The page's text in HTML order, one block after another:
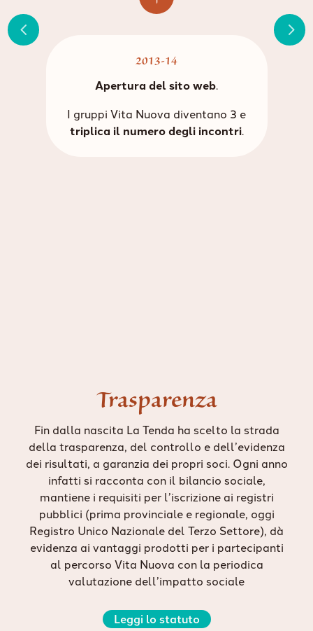
2013-14
Apertura del sito web.
I gruppi Vita Nuova diventano 3 e
triplica il numero degli incontri.
Trasparenza
Fin dalla nascita La Tenda ha scelto la strada
della trasparenza, del controllo e dell’evidenza
dei risultati, a garanzia dei propri soci. Ogni anno
infatti si racconta con il bilancio sociale,
mantiene i requisiti per l’iscrizione ai registri
pubblici (prima provinciale e regionale, oggi
Registro Unico Nazionale del Terzo Settore), dà
evidenza ai vantaggi prodotti per i partecipanti
al percorso Vita Nuova con la periodica
valutazione dell’impatto sociale
Leggi lo statuto